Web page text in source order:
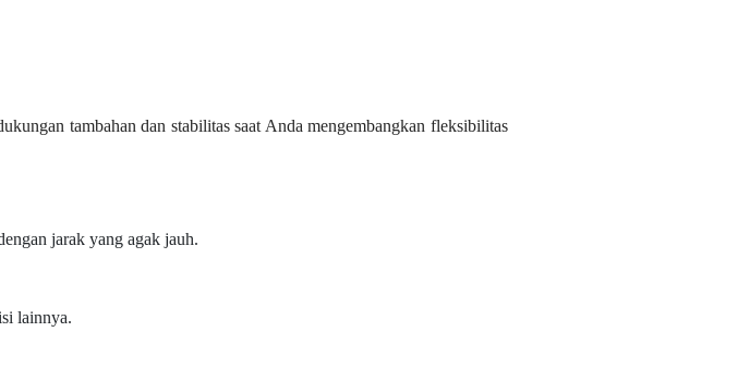
tambahan dan stabilitas saat Anda mengembangkan fleksibilitas
jarak yang agak jauh.
lainnya.